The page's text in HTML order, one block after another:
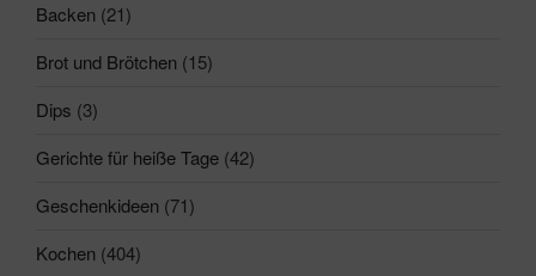
Backen (21)
Brot und Brötchen (15)
Dips (3)
Gerichte für heiße Tage (42)
Geschenkideen (71)
Kochen (404)